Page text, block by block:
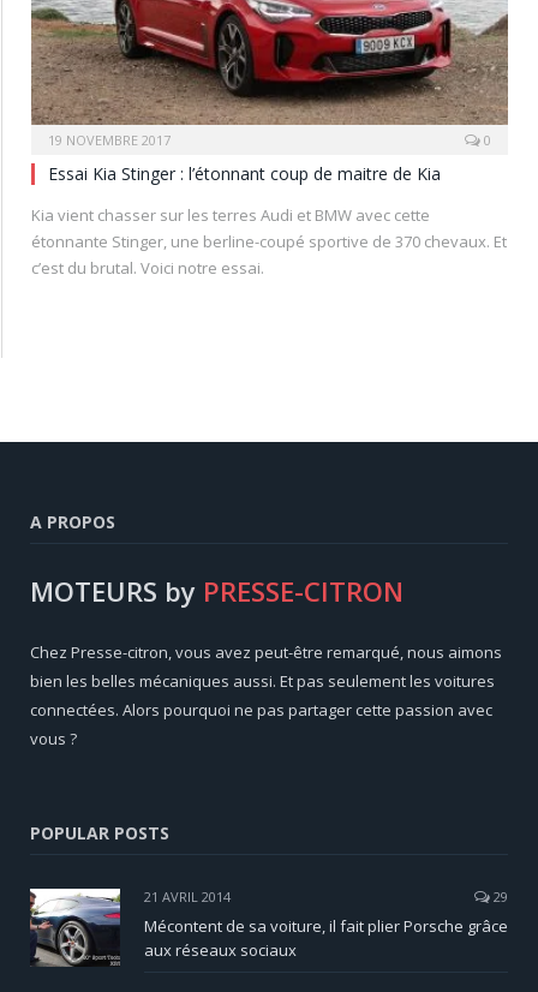
19 NOVEMBRE 2017 0
Essai Kia Stinger : l’étonnant coup de maitre de Kia
Kia vient chasser sur les terres Audi et BMW avec cette
étonnante Stinger, une berline-coupé sportive de 370 chevaux. Et
c’est du brutal. Voici notre essai.
A PROPOS
MOTEURS by PRESSE-CITRON
Chez Presse-citron, vous avez peut-être remarqué, nous aimons
bien les belles mécaniques aussi. Et pas seulement les voitures
connectées. Alors pourquoi ne pas partager cette passion avec
vous ?
POPULAR POSTS
21 AVRIL 2014 29
Mécontent de sa voiture, il fait plier Porsche grâce
aux réseaux sociaux